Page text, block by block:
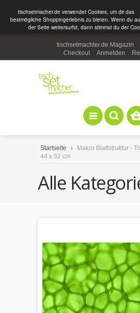
tischsetmacher.de verwendet Cookies, um dir das
bestmögliche Shoppingerlebnis zu bieten. Wenn du
der Seite weitersurfst, dann stimmst du der
tischsetmachter.de Magazin
Checkout
Anmelden
Startseite
Makro Blattstruktur -
44 x 32 cm
Alle